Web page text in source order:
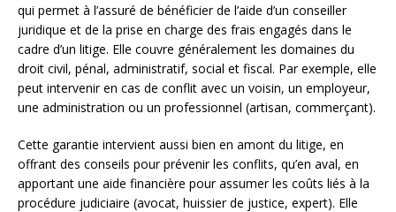
qui permet à l’assuré de bénéficier de l’aide d’un conseiller
juridique et de la prise en charge des frais engagés dans le
cadre d’un litige. Elle couvre généralement les domaines du
droit civil, pénal, administratif, social et fiscal. Par exemple, elle
peut intervenir en cas de conflit avec un voisin, un employeur,
une administration ou un professionnel (artisan, commerçant).
Cette garantie intervient aussi bien en amont du litige, en
offrant des conseils pour prévenir les conflits, qu’en aval, en
apportant une aide financière pour assumer les coûts liés à la
procédure judiciaire (avocat, huissier de justice, expert). Elle